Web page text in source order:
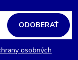
osobných
ODOBERAŤ